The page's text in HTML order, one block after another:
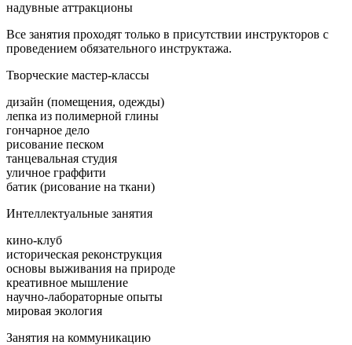
надувные аттракционы
Все занятия проходят только в присутствии инструкторов с
проведением обязательного инструктажа.
Творческие мастер-классы
дизайн (помещения, одежды)
лепка из полимерной глины
гончарное дело
рисование песком
танцевальная студия
уличное граффити
батик (рисование на ткани)
Интеллектуальные занятия
кино-клуб
историческая реконструкция
основы выживания на природе
креативное мышление
научно-лабораторные опыты
мировая экология
Занятия на коммуникацию